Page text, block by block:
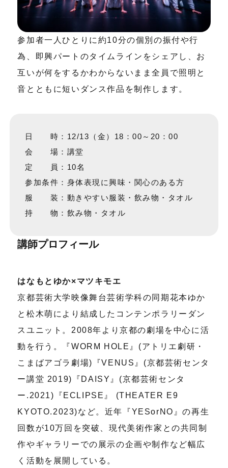
参加者一人ひとりに約10分の個別の振付や行
為、即興パートのタイムラインをシェアし、お
互いが何をするかわからないまま全員で照明と
音とともに短いダンス作品を制作します。
日 時：12/13（金）18：00～20：00
会 場：講堂
定 員：10名
参加条件：身体表現に興味・関心のある方
服 装：動きやすい服装・飲み物・タオル
持 物：飲み物・タオル
講師プロフィール
はなもとゆか×マツキモエ
京都芸術大学映像舞台芸術学科の同期花本ゆか
と松木萌により結成したコンテンポラリーダン
スユニット。2008年より京都の劇場を中心に活
動を行う。『WORM HOLE』(アトリエ劇研・
こまばアゴラ劇場)『VENUS』(京都芸術センタ
ー講堂 2019)『DAISY』(京都芸術センタ
ー.2021)『ECLIPSE』 (THEATER E9
KYOTO.2023)など。近年『YESorNO』の再生
回数が10万回を突破、現代美術作家との共同制
作やギャラリーでの展示の企画や制作など幅広
く活動を展開している。